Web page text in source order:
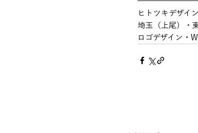
ヒトツキデザイン
埼玉（上尾）・
ロゴデザイン・